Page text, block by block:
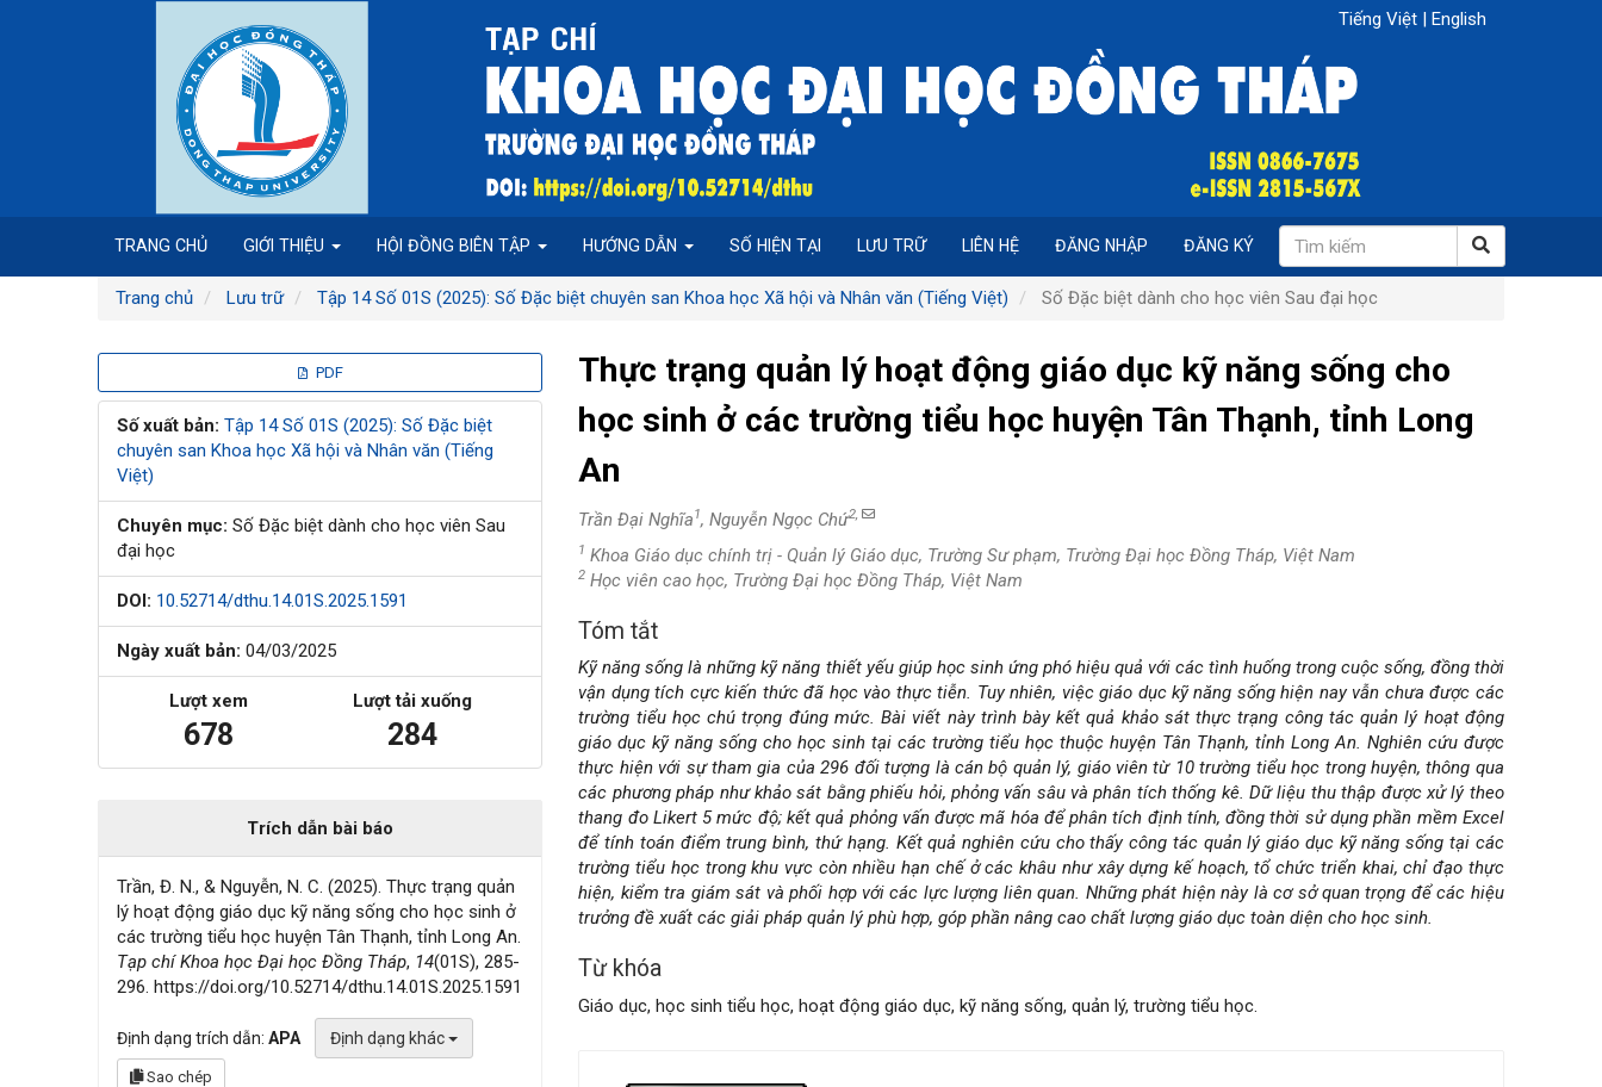
Tiếng Việt | English
TRANG CHỦ GIỚI THIỆU HỘI ĐỒNG BIÊN TẬP HƯỚNG DẪN SỐ HIỆN TẠI LƯU TRỮ LIÊN HỆ ĐĂNG NHẬP ĐĂNG KÝ
Trang chủ Lưu trữ Tập 14 Số 01S (2025): Số Đặc biệt chuyên san Khoa học Xã hội và Nhân văn (Tiếng Việt) Số Đặc biệt dành cho học viên Sau đại học
Thanh
bên
bài
viết
PDF
Số xuất bản: Tập 14 Số 01S (2025): Số Đặc biệt
chuyên san Khoa học Xã hội và Nhân văn (Tiếng
Việt)
Chuyên mục: Số Đặc biệt dành cho học viên Sau
đại học
DOI: 10.52714/dthu.14.01S.2025.1591
Ngày xuất bản: 04/03/2025
Lượt xem
678
Lượt tải xuống
284
Trích dẫn bài báo
Trần, Đ. N., & Nguyễn, N. C. (2025). Thực trạng quản
lý hoạt động giáo dục kỹ năng sống cho học sinh ở
các trường tiểu học huyện Tân Thạnh, tỉnh Long An.
Tạp chí Khoa học Đại học Đồng Tháp, 14(01S), 285-
296. https://doi.org/10.52714/dthu.14.01S.2025.1591
Định dạng trích dẫn:APA Định dạng khác
Sao chép
Thực trạng quản lý hoạt động giáo dục kỹ năng sống cho
học sinh ở các trường tiểu học huyện Tân Thạnh, tỉnh Long
An
Trần Đại Nghĩa1, Nguyễn Ngọc Chứ2,
1 Khoa Giáo dục chính trị - Quản lý Giáo dục, Trường Sư phạm, Trường Đại học Đồng Tháp, Việt Nam
2 Học viên cao học, Trường Đại học Đồng Tháp, Việt Nam
Nội
dung
chính
của
bài
viết
Tóm tắt
Kỹ năng sống là những kỹ năng thiết yếu giúp học sinh ứng phó hiệu quả với các tình huống trong cuộc sống, đồng thời
vận dụng tích cực kiến thức đã học vào thực tiễn. Tuy nhiên, việc giáo dục kỹ năng sống hiện nay vẫn chưa được các
trường tiểu học chú trọng đúng mức. Bài viết này trình bày kết quả khảo sát thực trạng công tác quản lý hoạt động
giáo dục kỹ năng sống cho học sinh tại các trường tiểu học thuộc huyện Tân Thạnh, tỉnh Long An. Nghiên cứu được
thực hiện với sự tham gia của 296 đối tượng là cán bộ quản lý, giáo viên từ 10 trường tiểu học trong huyện, thông qua
các phương pháp như khảo sát bằng phiếu hỏi, phỏng vấn sâu và phân tích thống kê. Dữ liệu thu thập được xử lý theo
thang đo Likert 5 mức độ; kết quả phỏng vấn được mã hóa để phân tích định tính, đồng thời sử dụng phần mềm Excel
để tính toán điểm trung bình, thứ hạng. Kết quả nghiên cứu cho thấy công tác quản lý giáo dục kỹ năng sống tại các
trường tiểu học trong khu vực còn nhiều hạn chế ở các khâu như xây dựng kế hoạch, tổ chức triển khai, chỉ đạo thực
hiện, kiểm tra giám sát và phối hợp với các lực lượng liên quan. Những phát hiện này là cơ sở quan trọng để các hiệu
trưởng đề xuất các giải pháp quản lý phù hợp, góp phần nâng cao chất lượng giáo dục toàn diện cho học sinh.
Từ khóa
Giáo dục, học sinh tiểu học, hoạt động giáo dục, kỹ năng sống, quản lý, trường tiểu học.